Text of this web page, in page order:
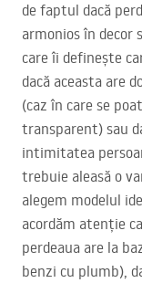
de faptul dacă
armonios în decor
care îi definește
dacă aceasta are
(caz în care se
transparent) sau
intimitatea
trebuie aleasă o
alegem modelul
acordăm atenție
perdeaua are la
benzi cu plumb),